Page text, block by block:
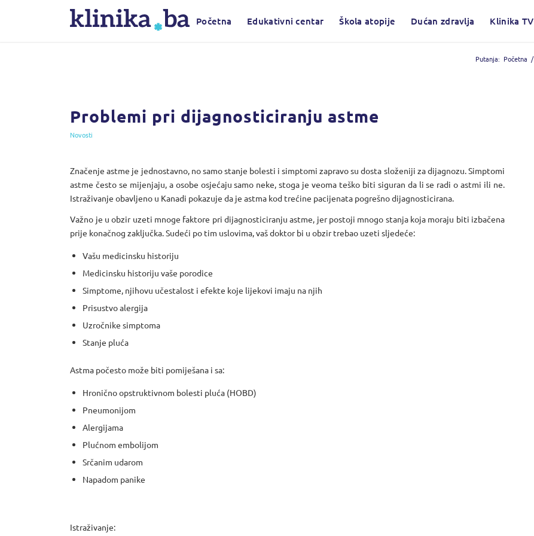
Početna Edukativni centar Škola atopije Dućan zdravlja Klinika TV
Putanja: Početna /
Problemi pri dijagnosticiranju astme
Novosti
Značenje astme je jednostavno, no samo stanje bolesti i simptomi zapravo su dosta složeniji za dijagnozu. Simptomi
astme često se mijenjaju, a osobe osjećaju samo neke, stoga je veoma teško biti siguran da li se radi o astmi ili ne.
Istraživanje obavljeno u Kanadi pokazuje da je astma kod trećine pacijenata pogrešno dijagnosticirana.
Važno je u obzir uzeti mnoge faktore pri dijagnosticiranju astme, jer postoji mnogo stanja koja moraju biti izbačena
prije konačnog zaključka. Sudeći po tim uslovima, vaš doktor bi u obzir trebao uzeti sljedeće:
Vašu medicinsku historiju
Medicinsku historiju vaše porodice
Simptome, njihovu učestalost i efekte koje lijekovi imaju na njih
Prisustvo alergija
Uzročnike simptoma
Stanje pluća
Astma počesto može biti pomiješana i sa:
Hronično opstruktivnom bolesti pluća (HOBD)
Pneumonijom
Alergijama
Plućnom embolijom
Srčanim udarom
Napadom panike
Istraživanje: